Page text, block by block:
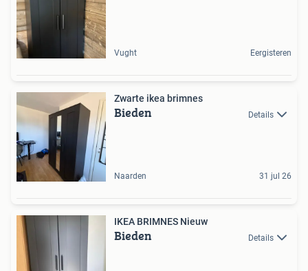
Vught Eergisteren
Zwarte ikea brimnes
Bieden Details
Naarden 31 jul 26
IKEA BRIMNES Nieuw
Bieden Details